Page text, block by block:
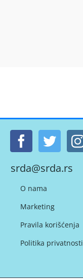
srda@srda.rs
O nama
Marketing
Pravila korišćenja
Politika privatnosti